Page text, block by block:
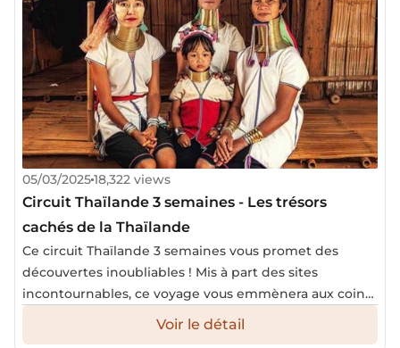
05/03/202518,322 views
Circuit Thaïlande 3 semaines - Les trésors
cachés de la Thaïlande
Ce circuit Thaïlande 3 semaines vous promet des
découvertes inoubliables ! Mis à part des sites
incontournables, ce voyage vous emmènera aux coins
méconnus du pays. Préparez-vous à vous immerger
Voir le détail